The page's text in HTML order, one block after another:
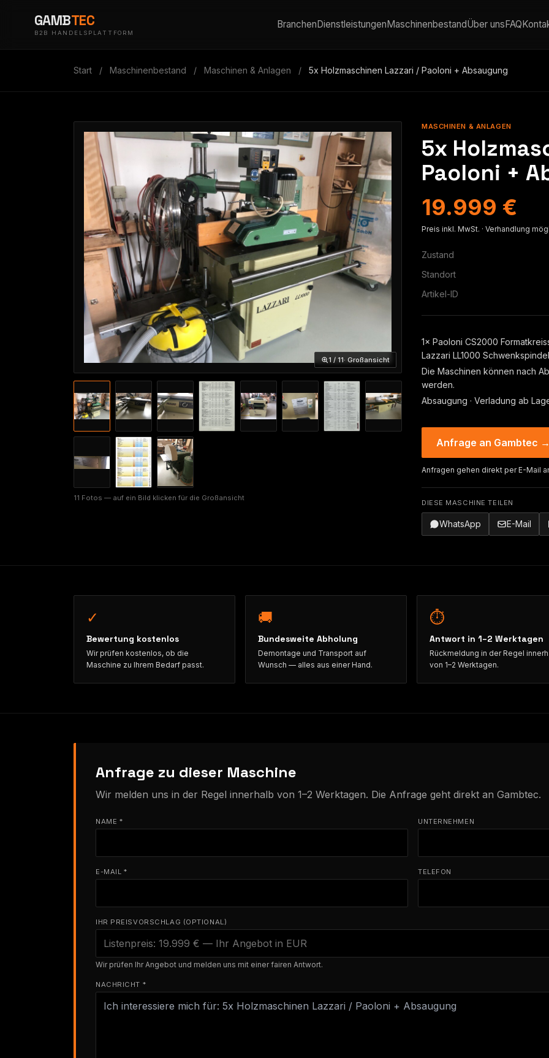
GAMBTEC
B2B HANDELSPLATTFORM
BranchenDienstleistungenMaschinenbestandÜber unsFAQ
Start / Maschinenbestand / Maschinen & Anlagen / 5x Holzmaschinen Lazzari / Paoloni + Absaugung
1 / 11· Großansicht
11 Fotos — auf ein Bild klicken für die Großansicht
MASCHINEN & ANLAGEN
5x
Paoloni +
19.999 €
Preis inkl. MwSt. · Verhandlung
Zustand
Standort
Artikel-ID
1× Paoloni CS2000
Lazzari LL1000
Die Maschinen können nach
werden.
Absaugung · Verladung ab
Anfrage an Gambtec
Anfragen gehen direkt per E-Mail
DIESE MASCHINE TEILEN
WhatsApp E-Mail
✓
Bewertung kostenlos
Wir prüfen kostenlos, ob die
Maschine zu Ihrem Bedarf passt.
🚚
Bundesweite Abholung
Demontage und Transport auf
Wunsch — alles aus einer Hand.
⏱
Antwort in 1–2 Werktagen
Rückmeldung in der Regel
von 1–2 Werktagen.
Anfrage zu dieser Maschine
Wir melden uns in der Regel innerhalb von 1–2 Werktagen. Die Anfrage geht direkt an Gambtec.
NAME * UNTERNEHMEN
E-MAIL * TELEFON
IHR PREISVORSCHLAG (OPTIONAL)
Wir prüfen Ihr Angebot und melden uns mit einer fairen Antwort.
NACHRICHT *